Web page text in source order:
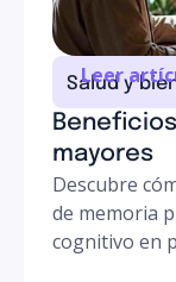
Salud y
mayores
Descubre
de memoria
cognitivo en
Leer